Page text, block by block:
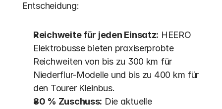
Entscheidung:
Reichweite für jeden Einsatz: HEERO
Elektrobusse bieten praxiserprobte
Reichweiten von bis zu 300 km für
Niederflur-Modelle und bis zu 400 km für
den Tourer Kleinbus.
80 % Zuschuss: Die aktuelle